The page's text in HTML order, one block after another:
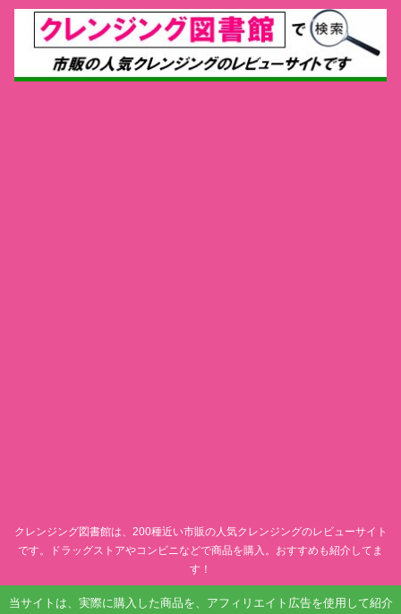
クレンジング図書館は、200種近い市販の人気クレンジングのレビューサイト
です。ドラッグストアやコンビニなどで商品を購入。おすすめも紹介してま
す！
当サイトは、実際に購入した商品を、アフィリエイト広告を使用して紹介